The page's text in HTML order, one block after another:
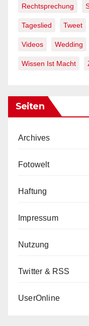
Rechtsprechung
Tageslied Tweet
Videos Wedding
Wissen Ist Macht
Seiten
Archives
Fotowelt
Haftung
Impressum
Nutzung
Twitter & RSS
UserOnline